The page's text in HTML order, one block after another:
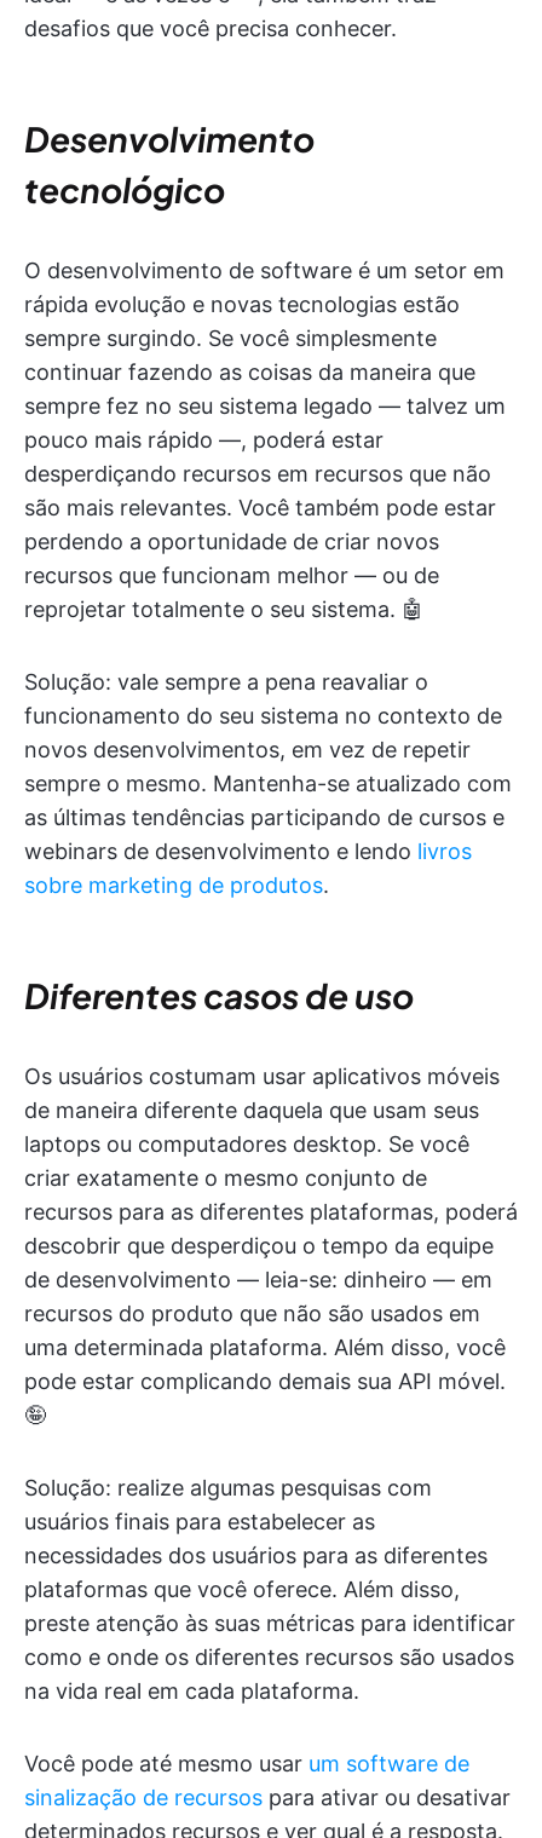
desafios que você precisa conhecer.
Desenvolvimento
tecnológico
O desenvolvimento de software é um setor em
rápida evolução e novas tecnologias estão
sempre surgindo. Se você simplesmente
continuar fazendo as coisas da maneira que
sempre fez no seu sistema legado — talvez um
pouco mais rápido —, poderá estar
desperdiçando recursos em recursos que não
são mais relevantes. Você também pode estar
perdendo a oportunidade de criar novos
recursos que funcionam melhor — ou de
reprojetar totalmente o seu sistema. 🤖
Solução: vale sempre a pena reavaliar o
funcionamento do seu sistema no contexto de
novos desenvolvimentos, em vez de repetir
sempre o mesmo. Mantenha-se atualizado com
as últimas tendências participando de cursos e
webinars de desenvolvimento e lendo livros
sobre marketing de produtos.
Diferentes casos de uso
Os usuários costumam usar aplicativos móveis
de maneira diferente daquela que usam seus
laptops ou computadores desktop. Se você
criar exatamente o mesmo conjunto de
recursos para as diferentes plataformas, poderá
descobrir que desperdiçou o tempo da equipe
de desenvolvimento — leia-se: dinheiro — em
recursos do produto que não são usados em
uma determinada plataforma. Além disso, você
pode estar complicando demais sua API móvel.
🤪
Solução: realize algumas pesquisas com
usuários finais para estabelecer as
necessidades dos usuários para as diferentes
plataformas que você oferece. Além disso,
preste atenção às suas métricas para identificar
como e onde os diferentes recursos são usados
na vida real em cada plataforma.
Você pode até mesmo usar um software de
sinalização de recursos para ativar ou desativar
determinados recursos e ver qual é a resposta.